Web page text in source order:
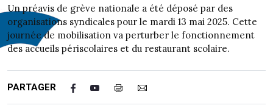
Un préavis de grève nationale a été déposé par des
organisations syndicales pour le mardi 13 mai 2025. Cette
journée de mobilisation va perturber le fonctionnement
des accueils périscolaires et du restaurant scolaire.
PARTAGER